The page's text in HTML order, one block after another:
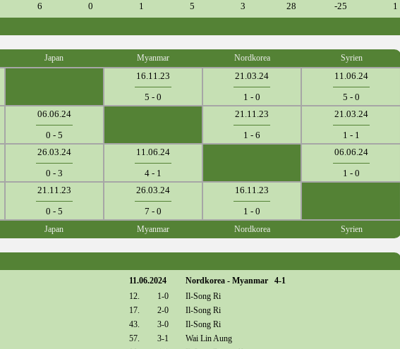
6 0 1 5 3 28 -25 1
Japan Myanmar Nordkorea Syrien
16.11.23
5 - 0
21.03.24
1 - 0
11.06.24
5 - 0
06.06.24
0 - 5
21.11.23
1 - 6
21.03.24
1 - 1
26.03.24
0 - 3
11.06.24
4 - 1
06.06.24
1 - 0
21.11.23
0 - 5
26.03.24
7 - 0
16.11.23
1 - 0
Japan Myanmar Nordkorea Syrien
11.06.2024
Nordkorea - Myanmar 4-1
12. 1-0
Il-Song Ri
17. 2-0
Il-Song Ri
43. 3-0
Il-Song Ri
57. 3-1
Wai Lin Aung